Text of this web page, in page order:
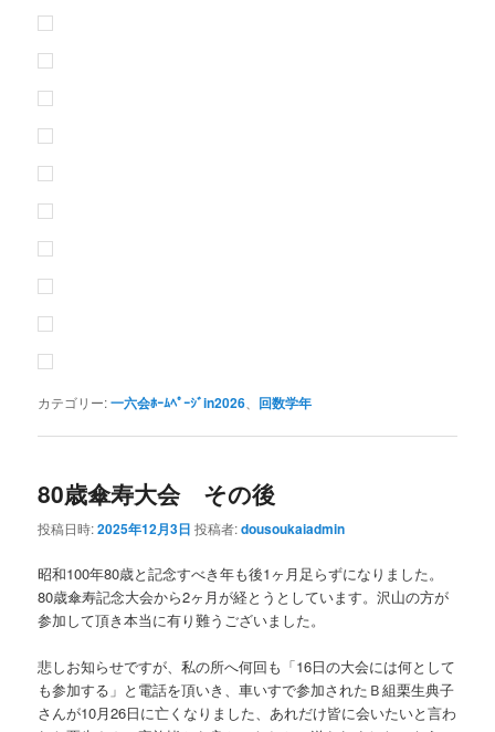
カテゴリー:一六会ﾎｰﾑﾍﾟｰｼﾞin2026 回数学年
80歳傘寿大会 その後
投稿日時:2025年12月3日 投稿者:dousoukaiadmin
昭和100年80歳と記念すべき年も後1ヶ月足らずになりました。
80歳傘寿記念大会から2ヶ月が経とうとしています。沢山の方が
参加して頂き本当に有り難うございました。
悲しお知らせですが、私の所へ何回も「16日の大会には何として
も参加する」と電話を頂いき、車いすで参加されたＢ組栗生典子
さんが10月26日に亡くなりました、あれだけ皆に会いたいと言わ